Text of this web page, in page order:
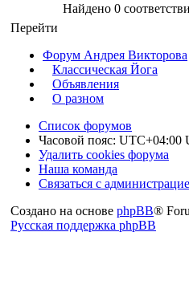
Найдено 0
Перейти
Форум Андрея Викторова
Классическая Йога
Объявления
О разном
Список форумов
Часовой пояс: UTC+04:00
Удалить cookies форума
Наша команда
Связаться с
Создано на основе phpBB®
Русская поддержка phpBB